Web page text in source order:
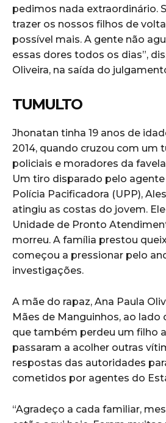
pedimos nada extraordinário.
trazer os nossos filhos de
possível mais. A gente não
essas dores todos os dias”,
Oliveira, na saída do
TUMULTO
Jhonatan tinha 19 anos de
2014, quando cruzou com um
policiais e moradores da
Um tiro disparado pelo
Polícia Pacificadora (UPP),
atingiu as costas do jovem.
Unidade de Pronto
morreu. A família prestou
começou a pressionar pelo
investigações.
A mãe do rapaz, Ana Paula
Mães de Manguinhos, ao lado
que também perdeu um filho
passaram a acolher outras
respostas das autoridades
cometidos por agentes do
“Agradeço a cada familiar,